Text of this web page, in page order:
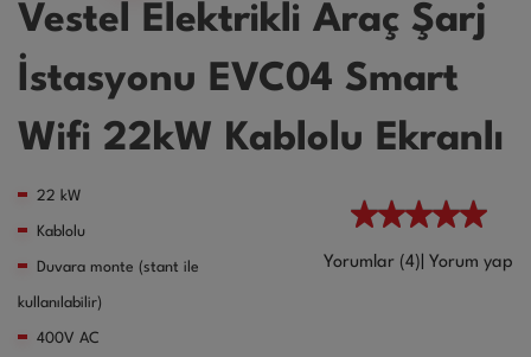
Vestel Elektrikli Araç Şarj
İstasyonu EVC04 Smart
Wifi 22kW Kablolu Ekranlı
22 kW
Kablolu
Duvara monte (stant ile
kullanılabilir)
400V AC
Yorumlar (4) Yorum yap